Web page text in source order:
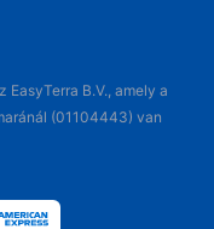
B.V., amely a
(01104443) van